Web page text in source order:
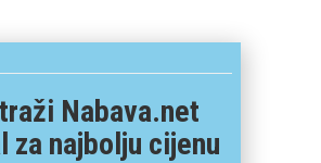
Nabava.net
za najbolju cijenu